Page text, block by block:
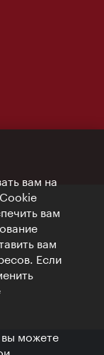
вам на
вам
вам
Если
вы можете